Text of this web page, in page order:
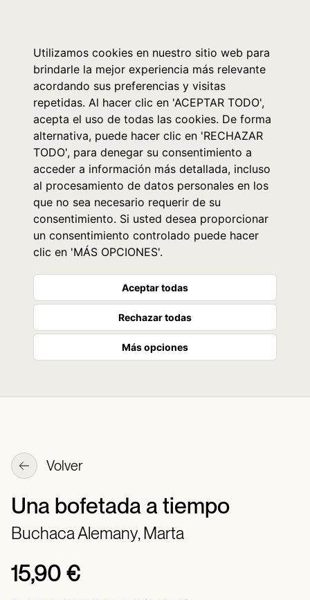
Utilizamos cookies en nuestro sitio web para
brindarle la mejor experiencia más relevante
acordando sus preferencias y visitas
repetidas. Al hacer clic en 'ACEPTAR TODO',
acepta el uso de todas las cookies. De forma
alternativa, puede hacer clic en 'RECHAZAR
TODO', para denegar su consentimiento a
acceder a información más detallada, incluso
al procesamiento de datos personales en los
que no sea necesario requerir de su
consentimiento. Si usted desea proporcionar
un consentimiento controlado puede hacer
clic en 'MÁS OPCIONES'.
Aceptar todas
Rechazar todas
Más opciones
Volver
Una bofetada a tiempo
Buchaca Alemany, Marta
15,90 €